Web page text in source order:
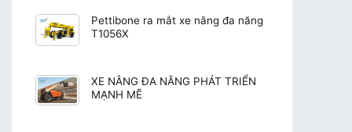
Pettibone ra mắt xe nâng đa năng
T1056X
XE NÂNG ĐA NĂNG PHÁT TRIỂN
MẠNH MẼ